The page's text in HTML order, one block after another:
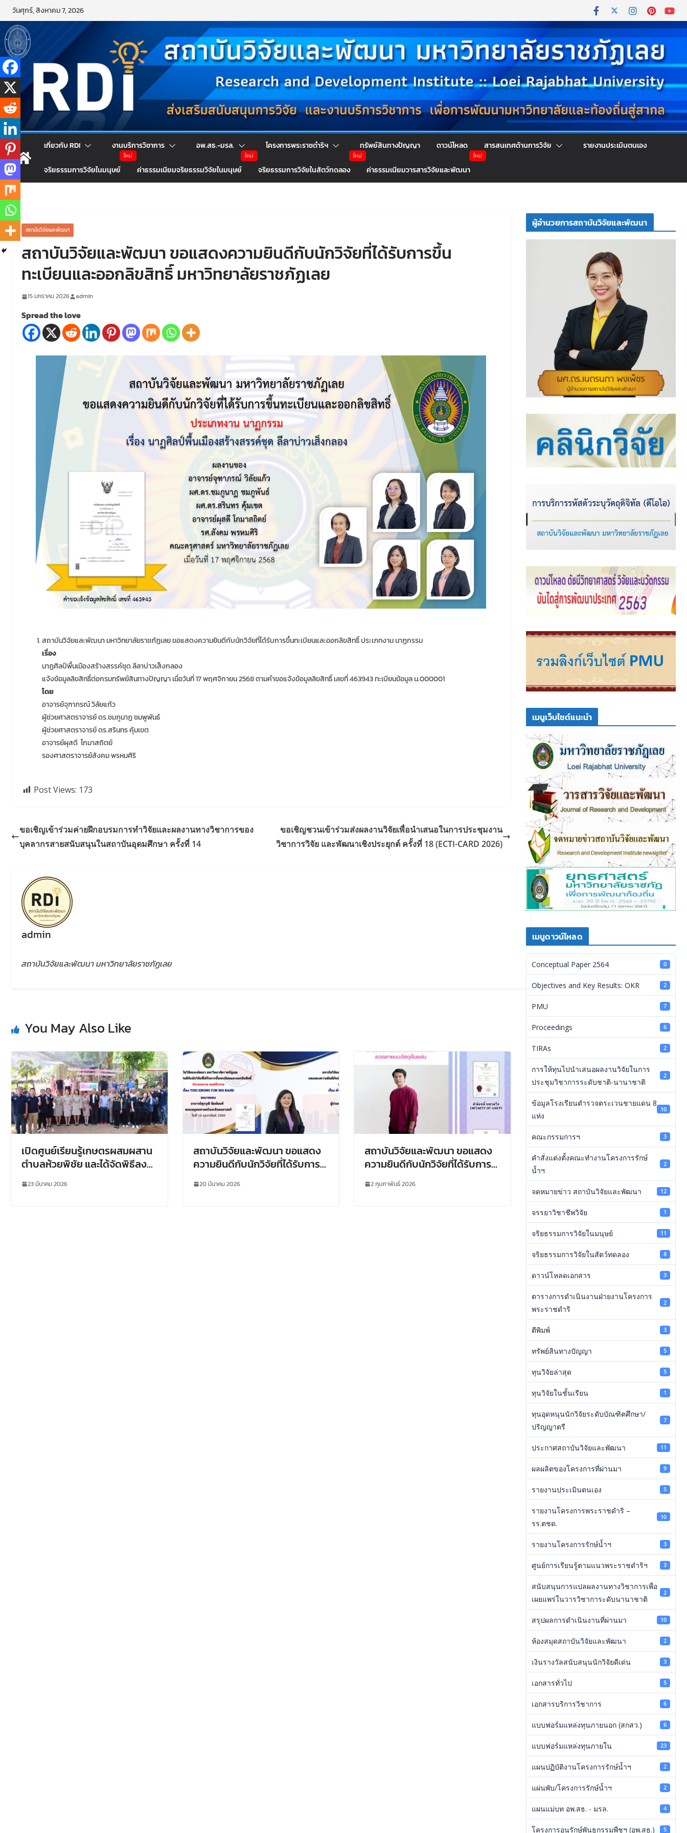
วันศุกร์, สิงหาคม 7, 2026
เกี่ยวกับ RDI งานบริการวิชาการ อพ.สธ.-มรล. โครงการพระราชดำริฯ ทรัพย์สินทางปัญญา ดาวน์โหลด สารสนเทศด้านการวิจัย รายงานประเมินตนเอง
จริยธรรมการวิจัยในมนุษย์ ค่าธรรมเนียมจริยธรรมวิจัยในมนุษย์ จริยธรรมการวิจัยในสัตว์ทดลอง ค่าธรรมเนียมวารสารวิจัยและพัฒนา
สถาบันวิจัยและพัฒนา
สถาบันวิจัยและพัฒนา ขอแสดงความยินดีกับนักวิจัยที่ได้รับการขึ้น
ทะเบียนและออกลิขสิทธิ์ มหาวิทยาลัยราชภัฏเลย
15 มกราคม 2026 admin
Spread the love
สถาบันวิจัยและพัฒนา มหาวิทยาลัยราชภัฏเลย ขอแสดงความยินดีกับนักวิจัยที่ได้รับการขึ้นทะเบียนและออกลิขสิทธิ์ ประเภทงาน นาฏกรรม
เรื่อง
นาฏศิลป์พื้นเมืองสร้างสรรค์ชุด ลีลาบ่าวเส็งกลอง
แจ้งข้อมูลลิขสิทธิ์ต่อกรมทรัพย์สินทางปัญญา เมื่อวันที่ 17 พฤศจิกายน 2568 ตามคำขอแจ้งข้อมูลลิขสิทธิ์ เลขที่ 463943 ทะเบียนข้อมูล น.000001
โดย
อาจารย์จุฑาภรณ์ วิลัยแก้ว
ผู้ช่วยศาสตราจารย์ ดร.ชมภูนาฏ ชมพูพันธ์
ผู้ช่วยศาสตราจารย์ ดร.สรินทร คุ้มเขต
อาจารย์ผุสดี โกมาสถิตย์
รองศาสตราจารย์สังคม พรหมศิริ
Post Views: 173
ขอเชิญเข้าร่วมค่ายฝึกอบรมการทำวิจัยและผลงานทางวิชาการของ
บุคลากรสายสนับสนุนในสถาบันอุดมศึกษา ครั้งที่ 14
ขอเชิญชวนเข้าร่วมส่งผลงานวิจัยเพื่อนำเสนอในการประชุมงาน
วิชาการวิจัย และพัฒนาเชิงประยุกต์ ครั้งที่ 18 (ECTI-CARD 2026)
admin
สถาบันวิจัยและพัฒนา มหาวิทยาลัยราชภัฏเลย
You May Also Like
เปิดศูนย์เรียนรู้เกษตรผสมผสาน
ตำบลห้วยพิชัย และได้จัดพิธีลง
นามบันทึกข้อตกลงความร่วมมือ
(MOU)
23 มีนาคม 2026
สถาบันวิจัยและพัฒนา ขอแสดง
ความยินดีกับนักวิจัยที่ได้รับการ
ขึ้นทะเบียนและออกลิขสิทธิ์
มหาวิทยาลัยราชภัฏเลย
20 มีนาคม 2026
สถาบันวิจัยและพัฒนา ขอแสดง
ความยินดีกับนักวิจัยที่ได้รับการ
ขึ้นทะเบียนทรัพย์สินทางปัญญา
2 กุมภาพันธ์ 2026
ผู้อำนวยการสถาบันวิจัยและพัฒนา
เมนูเว็บไซต์แนะนำ
เมนูดาวน์โหลด
Conceptual Paper 2564 0
Objectives and Key Results: OKR 2
PMU 7
Proceedings 6
TIRAs 2
การให้ทุนไปนำเสนอผลงานวิจัยในการ
ประชุมวิชาการระดับชาติ-นานาชาติ
2
ข้อมูลโรงเรียนตำรวจตระเวนชายแดน 8
แห่ง
10
คณะกรรมการฯ 3
คำสั่งแต่งตั้งคณะทำงานโครงการรักษ์
น้ำฯ
2
จดหมายข่าว สถาบันวิจัยและพัฒนา 12
จรรยาวิชาชีพวิจัย 1
จริยธรรมการวิจัยในมนุษย์ 11
จริยธรรมการวิจัยในสัตว์ทดลอง 8
ดาวน์โหลดเอกสาร 3
ตารางการดำเนินงานฝ่ายงานโครงการ
พระราชดำริ
2
ตีพิมพ์ 3
ทรัพย์สินทางปัญญา 5
ทุนวิจัยล่าสุด 5
ทุนวิจัยในชั้นเรียน 1
ทุนอุดหนุนนักวิจัยระดับบัณฑิตศึกษา/
ปริญญาตรี
7
ประกาศสถาบันวิจัยและพัฒนา 11
ผลผลิตของโครงการที่ผ่านมา 9
รายงานประเมินตนเอง 5
รายงานโครงการพระราชดำริ –
รร.ตชด.
10
รายงานโครงการรักษ์น้ำฯ 3
ศูนย์การเรียนรู้ตามแนวพระราชดำริฯ 3
สนับสนุนการแปลผลงานทางวิชาการเพื่อ
เผยแพร่ในวารวิชาการะดับนานาชาติ
2
สรุปผลการดำเนินงานที่ผ่านมา 10
ห้องสมุดสถาบันวิจัยและพัฒนา 2
เงินรางวัลสนับสนุนนักวิจัยดีเด่น 3
เอกสารทั่วไป 5
เอกสารบริการวิชาการ 6
แบบฟอร์มแหล่งทุนภายนอก (สกสว.) 6
แบบฟอร์มแหล่งทุนภายใน 23
แผนปฏิบัติงานโครงการรักษ์น้ำฯ 2
แผ่นพับ/โครงการรักษ์น้ำฯ 2
แผนแม่บท อพ.สธ. - มรล. 4
โครงการอนุรักษ์พันธุกรรมพืชฯ (อพ.สธ.) 5